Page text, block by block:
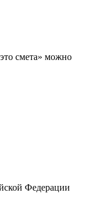
смета» можно
Федерации